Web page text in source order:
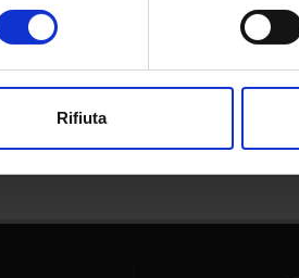
o ritirare il tuo consenso in qualsiasi
Rifiuta